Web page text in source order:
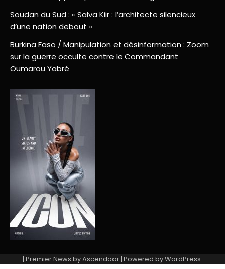
Soudan du Sud : « Salva Kiir : l’architecte silencieux
d’une nation debout »
Burkina Faso / Manipulation et désinformation : Zoom
sur la guerre occulte contre le Commandant
Oumarou Yabré
| Premier News byAscendoor| Powered byWordPress.